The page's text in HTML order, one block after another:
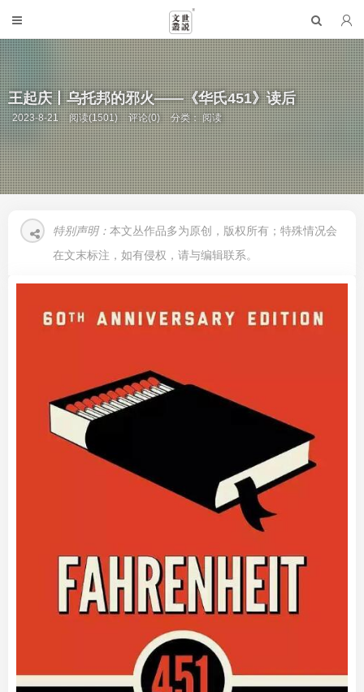
王起庆丨乌托邦的邪火——《华氏451》读后
2023-8-21 阅读(1501) 评论(0) 分类：阅读
特别声明： 本文丛作品多为原创，版权所有；特殊情况会
在文末标注，如有侵权，请与编辑联系。